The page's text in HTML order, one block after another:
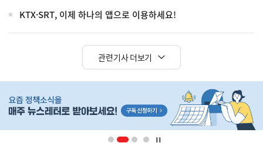
KTX·SRT, 이제 하나의 앱으로 이용하세요!
관련기사 더보기
단